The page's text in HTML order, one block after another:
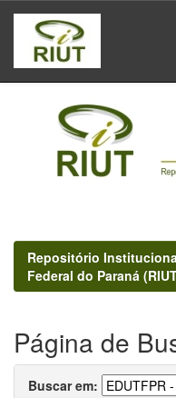
Skip
navigation
Repositório
Federal do Paraná
Página de
Buscar em: